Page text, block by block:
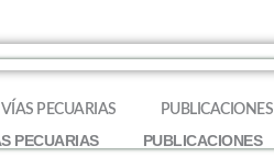
VÍAS PECUARIAS PUBLICACIONES
PECUARIAS PUBLICACIONES